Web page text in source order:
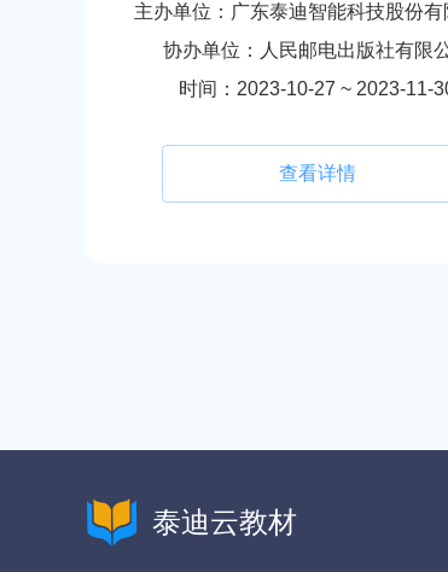
主办单位：广东泰迪智能科技股份有
协办单位：人民邮电出版社有限
时间：2023-10-27 ~ 2023-11-
查看详情
泰迪云教材